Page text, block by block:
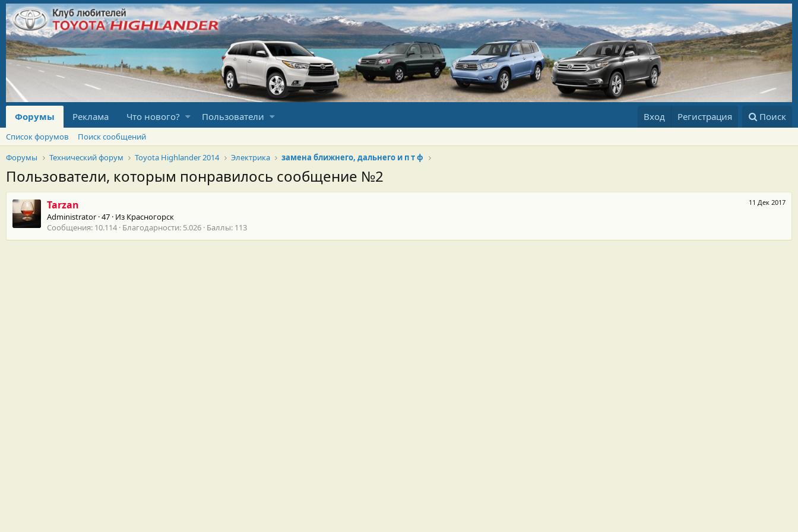
Форумы Реклама Что нового? Пользователи Вход Регистрация Поиск
Список форумов
Поиск сообщений
Форумы
Технический форум Toyota Highlander 2014 Электрика замена ближнего, дальнего и п т ф
Пользователи, которым понравилось сообщение №2
11 Дек 2017
Tarzan
Administrator ·47 · Из Красногорск
Сообщения 10.114 Благодарности 5.026 Баллы 113